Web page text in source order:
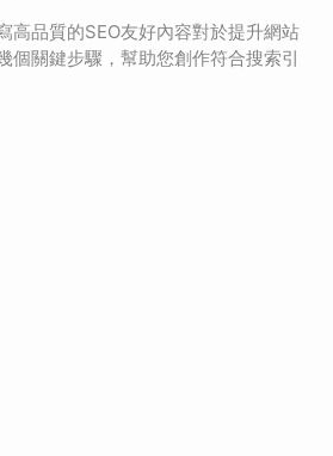
高品質的SEO友好內容對於提升網站
個關鍵步驟，幫助您創作符合搜索引